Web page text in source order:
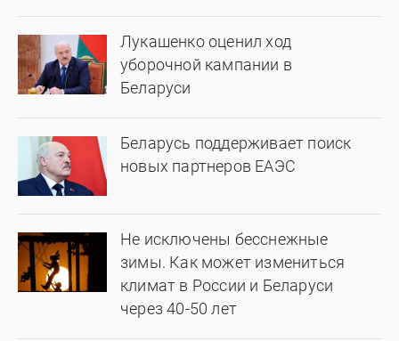
Лукашенко оценил ход
уборочной кампании в
Беларуси
Беларусь поддерживает поиск
новых партнеров ЕАЭС
Не исключены бесснежные
зимы. Как может измениться
климат в России и Беларуси
через 40-50 лет